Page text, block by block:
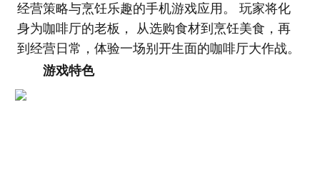
经营策略与烹饪乐趣的手机游戏应用。 玩家将化
身为咖啡厅的老板， 从选购食材到烹饪美食，再
到经营日常，体验一场别开生面的咖啡厅大作战。
游戏特色